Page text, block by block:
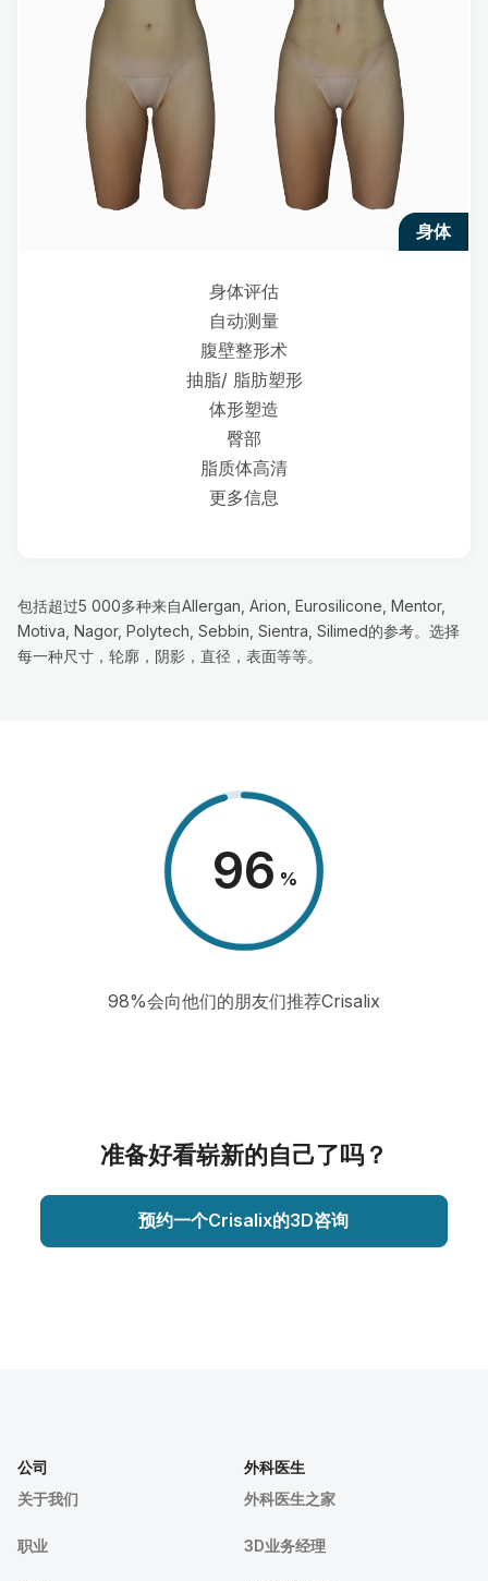
身体
身体评估
自动测量
腹壁整形术
抽脂/ 脂肪塑形
体形塑造
臀部
脂质体高清
更多信息
包括超过5 000多种来自Allergan, Arion, Eurosilicone, Mentor,
Motiva, Nagor, Polytech, Sebbin, Sientra, Silimed的参考。选择
每一种尺寸，轮廓，阴影，直径，表面等等。
98 %
98%会向他们的朋友们推荐Crisalix
准备好看崭新的自己了吗？
预约一个Crisalix的3D咨询
公司
关于我们
职业
外科医生
外科医生之家
3D业务经理